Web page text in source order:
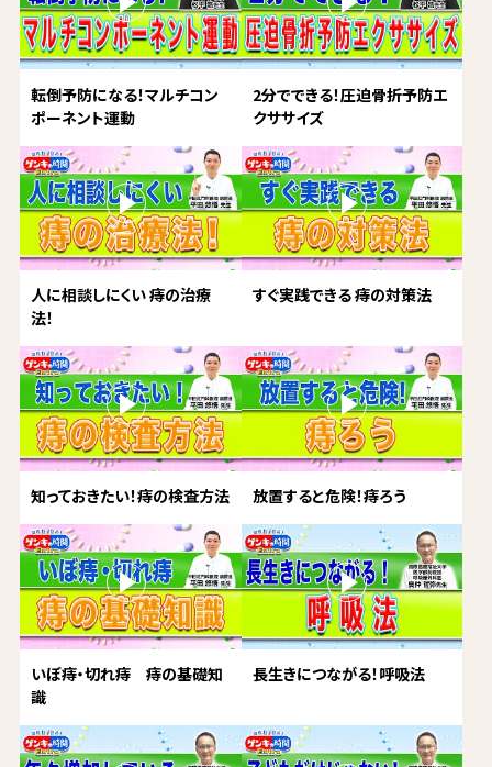
転倒予防になる！マルチコン
ポーネント運動
2分でできる！圧迫骨折予防エ
クササイズ
人に相談しにくい 痔の治療
法！
すぐ実践できる 痔の対策法
知っておきたい！痔の検査方法 放置すると危険！痔ろう
いぼ痔・切れ痔 痔の基礎知
識
長生きにつながる！呼吸法